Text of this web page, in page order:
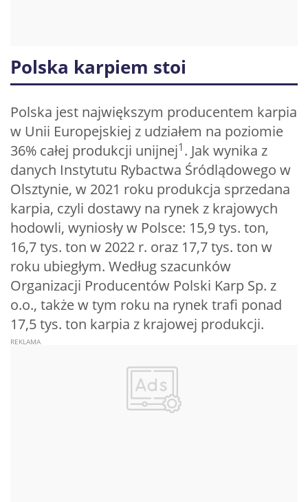
Polska karpiem stoi
Polska jest największym producentem karpia
w Unii Europejskiej z udziałem na poziomie
36% całej produkcji unijnej1 . Jak wynika z
danych Instytutu Rybactwa Śródlądowego w
Olsztynie, w 2021 roku produkcja sprzedana
karpia, czyli dostawy na rynek z krajowych
hodowli, wyniosły w Polsce: 15,9 tys. ton,
16,7 tys. ton w 2022 r. oraz 17,7 tys. ton w
roku ubiegłym. Według szacunków
Organizacji Producentów Polski Karp Sp. z
o.o., także w tym roku na rynek trafi ponad
17,5 tys. ton karpia z krajowej produkcji.